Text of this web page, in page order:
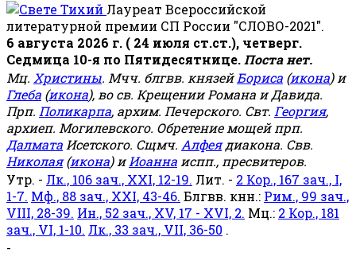
Лауреат Всероссийской
литературной премии СП России "СЛОВО-2021".
6 августа 2026 г. ( 24 июля ст.ст.), четверг.
Седмица 10-я по Пятидесятнице. Поста нет.
Мц. Христины. Мчч. блгвв. князейБориса (икона) и
Глеба (икона), во св. Крещении Романа и Давида.
Прп. Поликарпа, архим. Печерского. Свт. Георгия,
архиеп. Могилевского. Обретение мощей прп.
Далмата Исетского. Сщмч. Алфеядиакона. Свв.
Николая(икона) иИоанна испп., пресвитеров.
Утр. - Лк., 106 зач., XXI, 12-19. Лит. - 2 Кор., 167 зач., I,
1-7. Мф., 88 зач., XXI, 43-46. Блгвв. кнн.: Рим., 99 зач.,
VIII, 28-39. Ин., 52 зач., XV, 17 - XVI, 2. Мц.: 2 Кор., 181
зач., VI, 1-10. Лк., 33 зач., VII, 36-50 .
-